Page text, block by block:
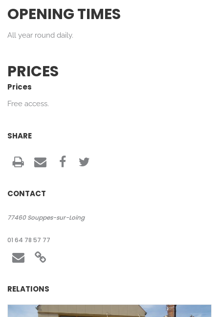
OPENING TIMES
All year round daily.
PRICES
Prices
Free access.
SHARE
CONTACT
77460 Souppes-sur-Loing
01 64 78 57 77
RELATIONS